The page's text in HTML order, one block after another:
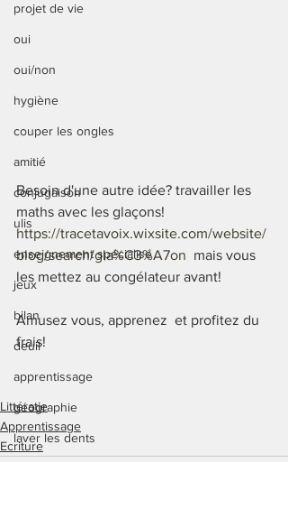
projet de vie
oui
oui/non
hygiène
couper les ongles
amitié
conjugaison
ulis
enseignement spécialisé
jeux
bilan
deuil
apprentissage
géographie
laver les dents
Besoin d'une autre idée? travailler les
maths avec les glaçons!
https://tracetavoix.wixsite.com/website/
blog/search/gla%C3%A7on
  mais vous
les mettez au congélateur avant!
Amusez vous, apprenez  et profitez du
frais!
Littératie
Apprentissage
Ecriture